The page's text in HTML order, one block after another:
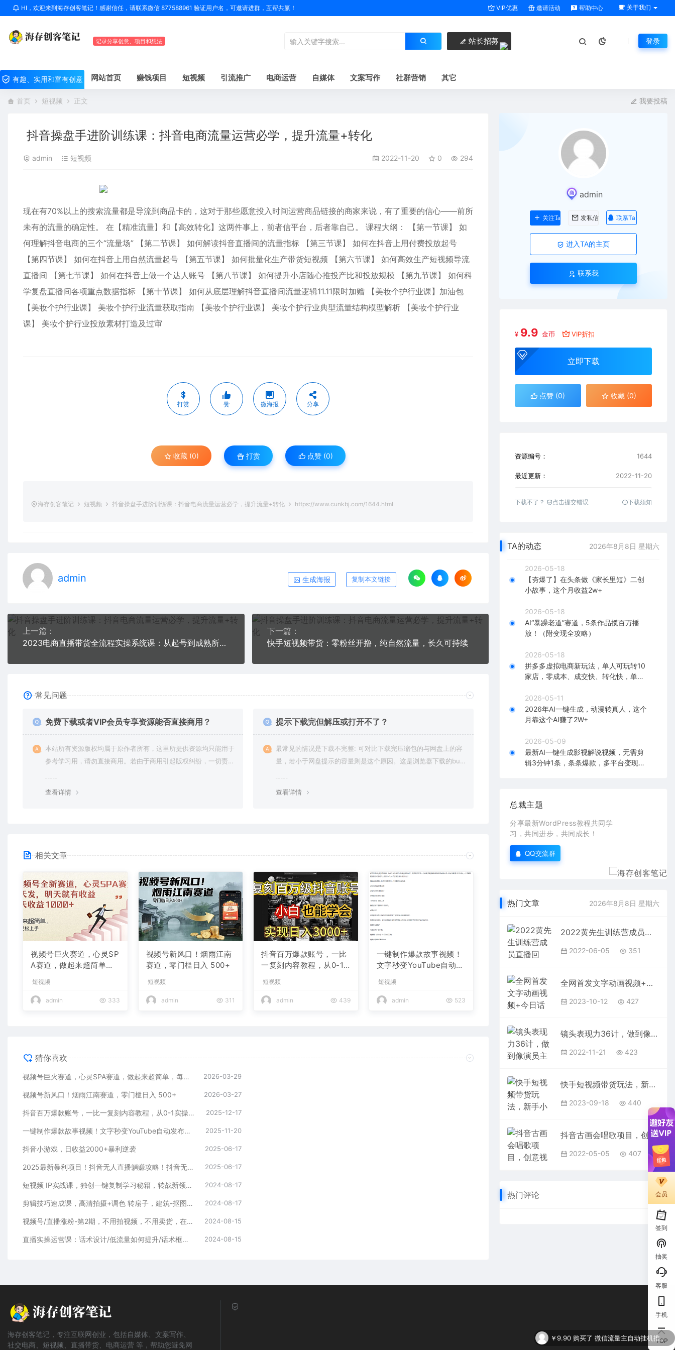
HI，欢迎来到海存创客笔记！感谢信任，请联系微信 877588961 验证用户名，可邀请进群，互帮共赢！ VIP优惠 邀请活动 帮助中心 关于我们
记录分享创意、项目和想法 站长招募 登录
有趣、实用和富有创意 网站首页 赚钱项目 短视频 引流推广 电商运营 自媒体 文案写作 社群营销 其它
首页 短视频 正文 我要投稿
抖音操盘手进阶训练课：抖音电商流量运营必学，提升流量+转化
admin 短视频 2022-11-20 0 294
现在有70%以上的搜索流量都是导流到商品卡的，这对于那些愿意投入时间运营商品链接的商家来说，有了重要的信心——前所
未有的流量的确定性。 在【精准流量】和【高效转化】这两件事上，前者信平台，后者靠自己。 课程大纲： 【第一节课】 如
何理解抖音电商的三个“流量场” 【第二节课】 如何解读抖音直播间的流量指标 【第三节课】 如何在抖音上用付费投放起号
【第四节课】 如何在抖音上用自然流量起号 【第五节课】 如何批量化生产带货短视频 【第六节课】 如何高效生产短视频导流
直播间 【第七节课】 如何在抖音上做一个达人账号 【第八节课】 如何提升小店随心推投产比和投放规模 【第九节课】 如何科
学复盘直播间各项重点数据指标 【第十节课】 如何从底层理解抖音直播间流量逻辑11.11限时加赠 【美妆个护行业课】加油包
【美妆个护行业课】 美妆个护行业流量获取指南 【美妆个护行业课】 美妆个护行业典型流量结构模型解析 【美妆个护行业
课】 美妆个护行业投放素材打造及过审
打赏 赞 微海报 分享
收藏 (0) 打赏 点赞 (0)
海存创客笔记 短视频 抖音操盘手进阶训练课：抖音电商流量运营必学，提升流量+转化 https://www.cunkbj.com/1644.html
admin 生成海报 复制本文链接
上一篇：
2023电商直播带货全流程实操系统课：从起号到成熟所有阶段问题全总结
下一篇：
快手短视频带货：零粉丝开撸，纯自然流量，长久可持续
常见问题
免费下载或者VIP会员专享资源能否直接商用？
本站所有资源版权均属于原作者所有，这里所提供资源均只能用于
参考学习用，请勿直接商用。若由于商用引起版权纠纷，一切责任
查看详情
提示下载完但解压或打开不了？
最常见的情况是下载不完整: 可对比下载完压缩包的与网盘上的容
量，若小于网盘提示的容量则是这个原因。这是浏览器下载的bu
查看详情
相关文章
视频号巨火赛道，心灵SP
A赛道，做起来超简单，
短视频
admin 333
视频号新风口！烟雨江南
赛道，零门槛日入 500+
短视频
admin 311
抖音百万爆款账号，一比
一复刻内容教程，从0-1
复制爆款，月入10w+
短视频
admin 439
一键制作爆款故事视频！
文字秒变YouTube自动发
短视频
admin 523
猜你喜欢
视频号巨火赛道，心灵SPA赛道，做起来超简单，每天收益800+ 2026-03-29
视频号新风口！烟雨江南赛道，零门槛日入 500+ 2026-03-27
抖音百万爆款账号，一比一复刻内容教程，从0-1实操课，小白也能学会，复制爆款，月入10w+ 2025-12-17
一键制作爆款故事视频！文字秒变YouTube自动发布的傻瓜式教程 2025-11-20
抖音小游戏，日收益2000+暴利逆袭 2025-06-17
2025最新暴利项目！抖音无人直播躺赚攻略！抖音无人直播3.0玩法！0门槛… 2025-06-17
短视频 IP实战课，独创一键复制学习秘籍，转战新领域，月赚五万轻松行 2024-08-17
剪辑技巧速成课，高清拍摄+调色 转扇子，建筑-抠图精通，新手秒变剪辑专家 2024-08-17
视频号/直播涨粉-第2期，不用拍视频，不用卖货，在直播间做菜，就可以搞钱 2024-08-15
直播实操运营课：话术设计/低流量如何提升/话术框架/全场燃爆/非常干货 2024-08-15
admin
关注Ta 发私信 联系Ta
进入TA的主页
联系我
¥ 9.9 金币 VIP折扣
立即下载
点赞 (0) 收藏 (0)
资源编号： 1644
最近更新： 2022-11-20
下载不了？ 点击提交错误 下载须知
TA的动态 2026年8月8日 星期六
2026-05-18
【夯爆了】在头条做《家长里短》二创
小故事，这个月收益2w+
2026-05-18
AI“暴躁老道”赛道，5条作品揽百万播
放！（附变现全攻略）
2026-05-18
拼多多虚拟电商新玩法，单人可玩转10
家店，零成本、成交快、转化快，单店
2026-05-11
2026年AI一键生成，动漫转真人，这个
月靠这个AI赚了2W+
2026-05-09
最新AI一键生成影视解说视频，无需剪
辑3分钟1条，条条爆款，多平台变现日
总裁主题
分享最新WordPress教程共同学
习，共同进步，共同成长！
QQ交流群
热门文章 2026年8月8日 星期六
2022黄先生训练营成员直播回放，包括：认知变现、求职、商业变现、投资、人脉等
2022-06-05 351
全网首发文字动画视频+今日话题2.0项目教程，平台扶持流量，月入五位数
2023-10-12 427
镜头表现力36计，做到像演员主持人这些职业的人一样，拥有极佳的镜头表现力
2022-11-21 423
快手短视频带货玩法，新手小白也能一看就会，每天30分钟日入100+
2023-09-18 440
抖音古画会唱歌项目，创意视频月收入四位数，新手即可操作！【教程+素材+软件】
2022-05-05 407
热门评论 会员
签到
抽奖
客服
手机
TOP
海存创客笔记，专注互联网创业，包括自媒体、文案写作、
社交电商、短视频、直播带货、电商运营 等，帮助您避免网
￥9.90 购买了 微信流量主自动挂机推广，轻松日入900+，简单易上手，做就有收益。